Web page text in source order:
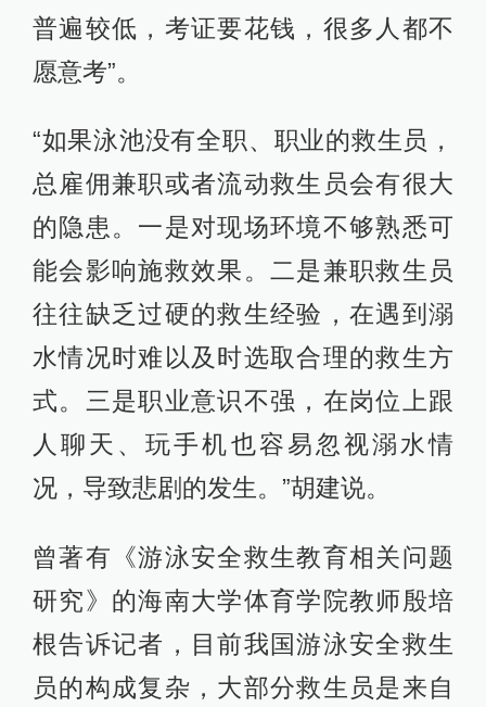
普遍较低，考证要花钱，很多人都不
愿意考”。
“如果泳池没有全职、职业的救生员，
总雇佣兼职或者流动救生员会有很大
的隐患。一是对现场环境不够熟悉可
能会影响施救效果。二是兼职救生员
往往缺乏过硬的救生经验，在遇到溺
水情况时难以及时选取合理的救生方
式。三是职业意识不强，在岗位上跟
人聊天、玩手机也容易忽视溺水情
况，导致悲剧的发生。”胡建说。
曾著有《游泳安全救生教育相关问题
研究》的海南大学体育学院教师殷培
根告诉记者，目前我国游泳安全救生
员的构成复杂，大部分救生员是来自